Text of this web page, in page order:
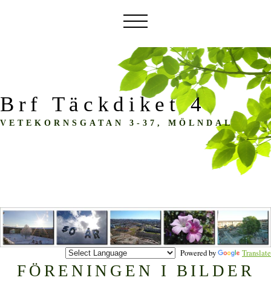
Brf Täckdiket 4
VETEKORNSGATAN 3-37, MÖLNDAL
Powered by Translate
FÖRENINGEN I BILDER